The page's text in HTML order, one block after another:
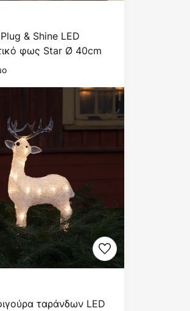
& Shine LED
φως Star Ø 40cm
ταράνδων LED